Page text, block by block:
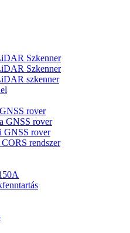
Szkenner
Szkenner
szkenner
rover
GNSS rover
GNSS rover
rendszer